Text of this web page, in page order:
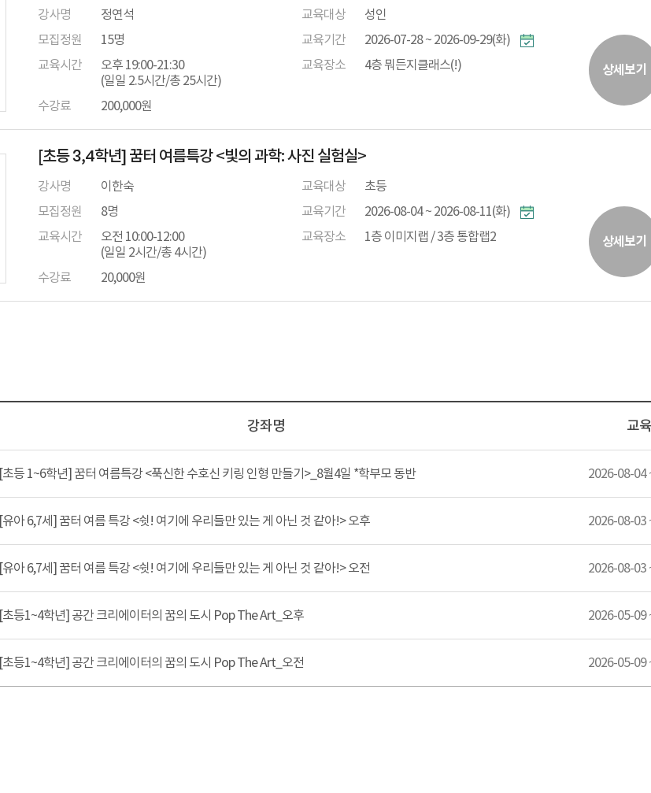
강사명 정연석 교육대상
성인
모집정원
15명 교육기간
2026-07-28 ~ 2026-09-29(화)
교육시간
오후 19:00-21:30
(일일 2.5시간/총 25시간)
교육장소 4층 뭐든지클래스(!)
수강료 200,000원
상세보기
[초등 3,4학년] 꿈터 여름특강 <빛의 과학: 사진 실험실>
강사명 이한숙 교육대상
초등
모집정원
8명 교육기간
2026-08-04 ~ 2026-08-11(화)
교육시간
오전 10:00-12:00
(일일 2시간/총 4시간)
교육장소 1층 이미지랩 / 3층 통합랩2
수강료 20,000원
상세보기
강좌명 교
[초등 1~6학년] 꿈터 여름특강 <푹신한 수호신 키링 인형 만들기>_8월4일 *학부모 동반 2026-08-04
[유아 6,7세] 꿈터 여름 특강 <쉿! 여기에 우리들만 있는 게 아닌 것 같아!> 오후 2026-08-03
[유아 6,7세] 꿈터 여름 특강 <쉿! 여기에 우리들만 있는 게 아닌 것 같아!> 오전 2026-08-03
[초등1~4학년] 공간 크리에이터의 꿈의 도시 Pop The Art_오후 2026-05-09
[초등1~4학년] 공간 크리에이터의 꿈의 도시 Pop The Art_오전 2026-05-09